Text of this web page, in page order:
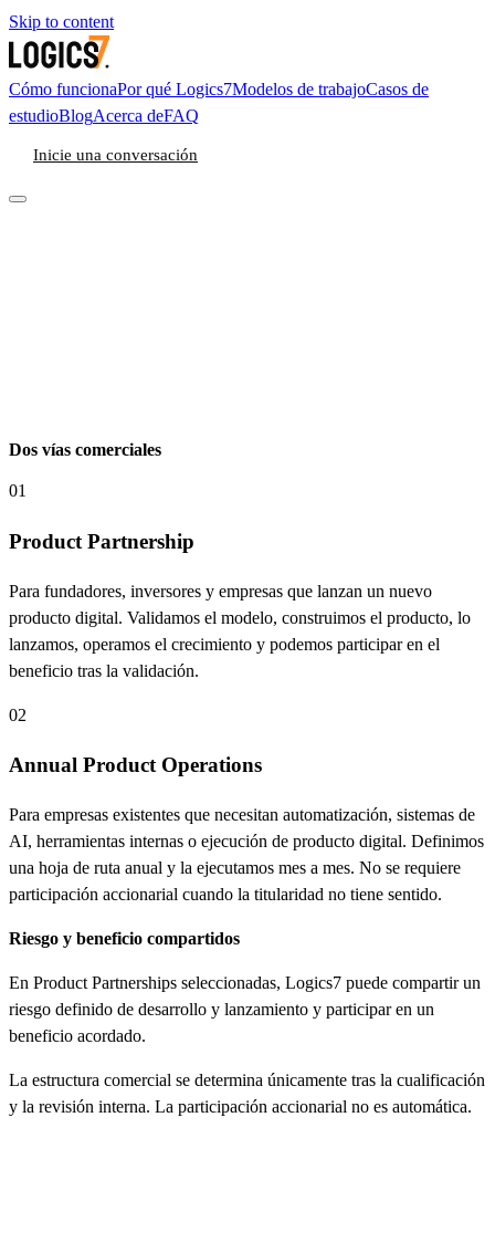
Skip to content
Cómo funcionaPor qué Logics7Modelos de trabajoCasos de
estudioBlogAcerca deFAQ
Inicie una conversación
Dos vías comerciales
01
Product Partnership
Para fundadores, inversores y empresas que lanzan un nuevo
producto digital. Validamos el modelo, construimos el producto, lo
lanzamos, operamos el crecimiento y podemos participar en el
beneficio tras la validación.
02
Annual Product Operations
Para empresas existentes que necesitan automatización, sistemas de
AI, herramientas internas o ejecución de producto digital. Definimos
una hoja de ruta anual y la ejecutamos mes a mes. No se requiere
participación accionarial cuando la titularidad no tiene sentido.
Riesgo y beneficio compartidos
En Product Partnerships seleccionadas, Logics7 puede compartir un
riesgo definido de desarrollo y lanzamiento y participar en un
beneficio acordado.
La estructura comercial se determina únicamente tras la cualificación
y la revisión interna. La participación accionarial no es automática.